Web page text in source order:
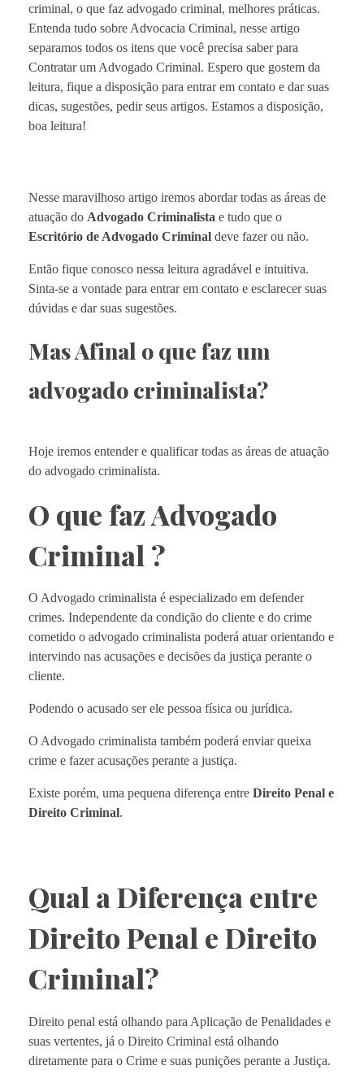
criminal, o que faz advogado criminal, melhores práticas.
Entenda tudo sobre Advocacia Criminal, nesse artigo
separamos todos os itens que você precisa saber para
Contratar um Advogado Criminal. Espero que gostem da
leitura, fique a disposição para entrar em contato e dar suas
dicas, sugestões, pedir seus artigos. Estamos a disposição,
boa leitura!
Nesse maravilhoso artigo iremos abordar todas as áreas de
atuação do Advogado Criminalista e tudo que o
Escritório de Advogado Criminal deve fazer ou não.
Então fique conosco nessa leitura agradável e intuitiva.
Sinta-se a vontade para entrar em contato e esclarecer suas
dúvidas e dar suas sugestões.
Mas Afinal o que faz um
advogado criminalista?
Hoje iremos entender e qualificar todas as áreas de atuação
do advogado criminalista.
O que faz Advogado
Criminal ?
O Advogado criminalista é especializado em defender
crimes. Independente da condição do cliente e do crime
cometido o advogado criminalista poderá atuar orientando e
intervindo nas acusações e decisões da justiça perante o
cliente.
Podendo o acusado ser ele pessoa física ou jurídica.
O Advogado criminalista também poderá enviar queixa
crime e fazer acusações perante a justiça.
Existe porém, uma pequena diferença entre Direito Penal e
Direito Criminal.
Qual a Diferença entre
Direito Penal e Direito
Criminal?
Direito penal está olhando para Aplicação de Penalidades e
suas vertentes, já o Direito Criminal está olhando
diretamente para o Crime e suas punições perante a Justiça.